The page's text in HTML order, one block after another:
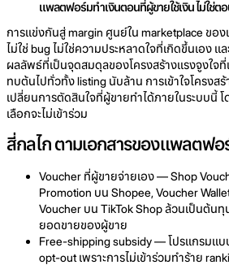
แพลตฟอร์มทำเงินตอนที่ผู้ขายใช้เงิน ไม่ใช่ต
การแข่งกันสู่ margin ศูนย์ใน marketplace ของ
ไม่ใช่ bug ไม่ใช่ความประหลาดใจที่เกิดขึ้นเอง แ
ผลลัพธ์ที่เป็นจุดสมดุลของโครงสร้างแรงจูงใจ
ทบต้นไปทั่วทั้ง listing นับล้าน การเข้าใจโครงส
เปลี่ยนการตัดสินใจที่ผู้ขายทำได้ภายในระบบนี้
เลือกจะไม่เข้าร่วม
สี่กลไก ตามเอกสารของแพลตฟอ
Voucher ที่ผู้ขายจ่ายเอง — Shop
Promotion บน Shopee, Voucher
Voucher บน TikTok Shop ล้วนเป็นต้น
ยอดขายของผู้ขาย
Free-shipping subsidy — โปรแกรมแ
opt-out เพราะการไม่เข้าร่วมทำร้าย